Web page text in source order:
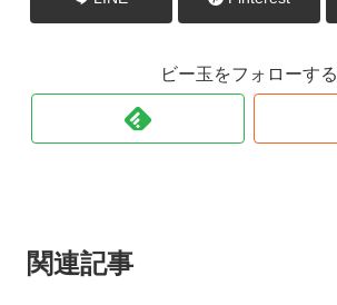
ビー玉をフォローする
関連記事